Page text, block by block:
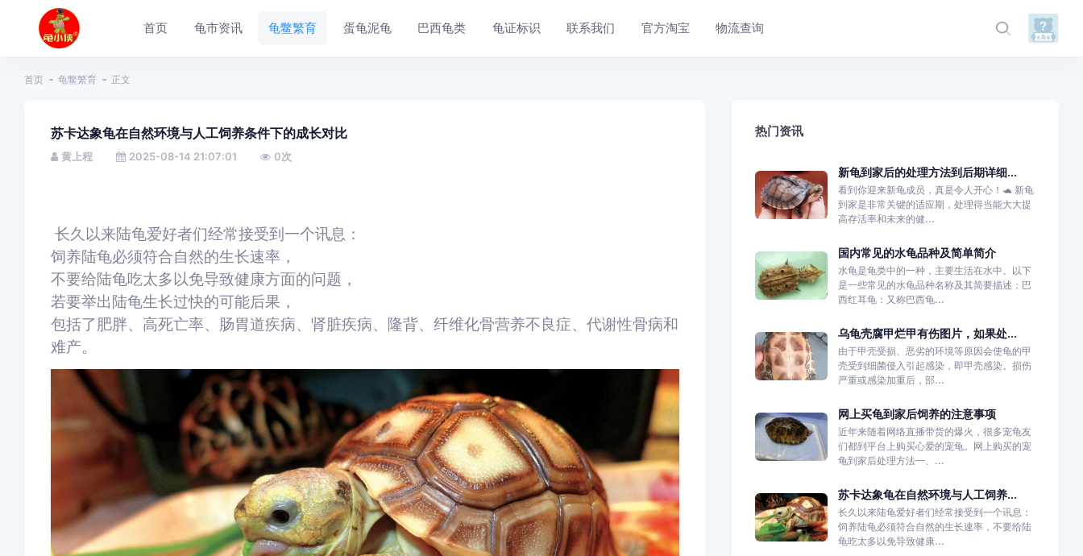
首页 龟市资讯 龟鳖繁育 蛋龟泥龟 巴西龟类 龟证标识 联系我们 官方淘宝 物流查询
首页 龟鳖繁育 正文
苏卡达象龟在自然环境与人工饲养条件下的成长对比
黄上程 2025-08-14 21:07:01 0次
长久以来陆龟爱好者们经常接受到一个讯息：
饲养陆龟必须符合自然的生长速率，
不要给陆龟吃太多以免导致健康方面的问题，
若要举出陆龟生长过快的可能后果，
包括了肥胖、高死亡率、肠胃道疾病、肾脏疾病、隆背、纤维化骨营养不良症、代谢性骨病和
难产。
热门资讯
新龟到家后的处理方法到后期详细...
看到你迎来新龟成员，真是令人开心！🐢 新龟
到家是非常关键的适应期，处理得当能大大提
高存活率和未来的健...
国内常见的水龟品种及简单简介
水龟是龟类中的一种，主要生活在水中。以下
是一些常见的水龟品种名称及其简要描述：巴
西红耳龟：又称巴西龟...
乌龟壳腐甲烂甲有伤图片，如果处...
由于甲壳受损、恶劣的环境等原因会使龟的甲
壳受到细菌侵入引起感染，即甲壳感染。损伤
严重或感染加重后，部...
网上买龟到家后饲养的注意事项
近年来随着网络直播带货的爆火，很多宠龟友
们都到平台上购买心爱的宠龟。网上购买的宠
龟到家后处理方法一、...
苏卡达象龟在自然环境与人工饲养...
长久以来陆龟爱好者们经常接受到一个讯息：
饲养陆龟必须符合自然的生长速率，不要给陆
龟吃太多以免导致健康...